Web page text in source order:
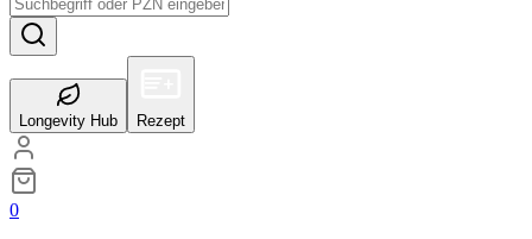
Longevity Hub Rezept
0